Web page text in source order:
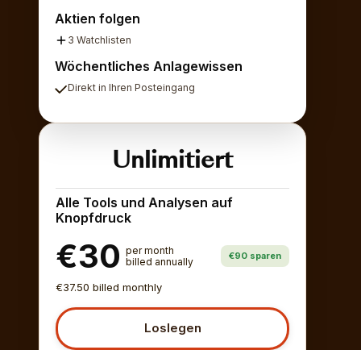
Aktien folgen
3 Watchlisten
Wöchentliches Anlagewissen
Direkt in Ihren Posteingang
Unlimitiert
Alle Tools und Analysen auf
Knopfdruck
€30 per month
billed annually
€90 sparen
€37.50 billed monthly
Loslegen